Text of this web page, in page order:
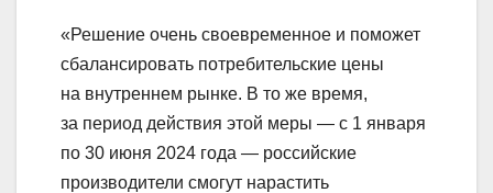
«Решение очень своевременное и поможет
сбалансировать потребительские цены
на внутреннем рынке. В то же время,
за период действия этой меры — с 1 января
по 30 июня 2024 года — российские
производители смогут нарастить